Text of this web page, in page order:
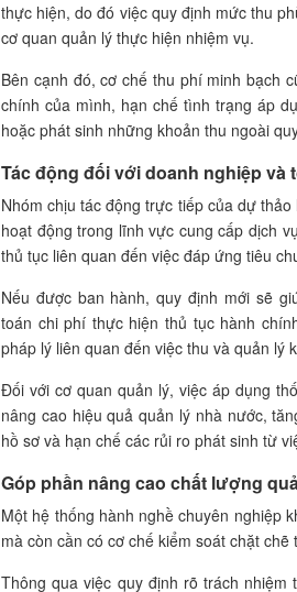
thực hiện, do đó việc quy định mức thu
cơ quan quản lý thực hiện nhiệm vụ.
Bên cạnh đó, cơ chế thu phí minh bạch
chính của mình, hạn chế tình trạng áp
hoặc phát sinh những khoản thu ngoài
Tác động đối với doanh nghiệp và
Nhóm chịu tác động trực tiếp của dự
hoạt động trong lĩnh vực cung cấp dịch
thủ tục liên quan đến việc đáp ứng tiêu
Nếu được ban hành, quy định mới sẽ
toán chi phí thực hiện thủ tục hành
pháp lý liên quan đến việc thu và quản lý
Đối với cơ quan quản lý, việc áp dụng
nâng cao hiệu quả quản lý nhà nước,
hồ sơ và hạn chế các rủi ro phát sinh từ
Góp phần nâng cao chất lượng
Một hệ thống hành nghề chuyên nghiệp
mà còn cần có cơ chế kiểm soát chặt
Thông qua việc quy định rõ trách